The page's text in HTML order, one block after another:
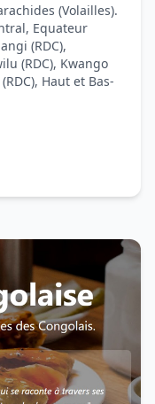
(Volailles).
Equateur
(RDC),
(RDC), Kwango
Haut et Bas-